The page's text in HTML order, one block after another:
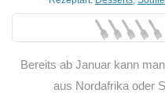
Bereits ab Januar kann
aus Nordafrika oder